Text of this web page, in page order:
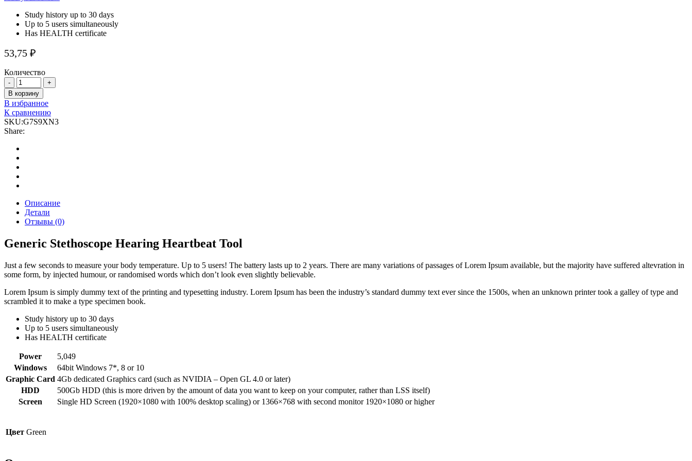
Study history up to 30 days
Up to 5 users simultaneously
Has HEALTH certificate
53,75 ₽
Количество
Фонендоскоп
quantity
В корзину
В избранное
К сравнению
SKU:G7S9XN3
Share:
Описание
Детали
Отзывы (0)
Generic Stethoscope Hearing Heartbeat Tool
Just a few seconds to measure your body temperature. Up to 5 users! The battery lasts up to 2 years. There are many variations of passages of Lorem Ipsum available, but the majority have suffered altevration in
some form, by injected humour, or randomised words which don’t look even slightly believable.
Lorem Ipsum is simply dummy text of the printing and typesetting industry. Lorem Ipsum has been the industry’s standard dummy text ever since the 1500s, when an unknown printer took a galley of type and
scrambled it to make a type specimen book.
Study history up to 30 days
Up to 5 users simultaneously
Has HEALTH certificate
Power
5,049
Windows
64bit Windows 7*, 8 or 10
Graphic Card 4Gb dedicated Graphics card (such as NVIDIA – Open GL 4.0 or later)
HDD
500Gb HDD (this is more driven by the amount of data you want to keep on your computer, rather than LSS itself)
Screen
Single HD Screen (1920×1080 with 100% desktop scaling) or 1366×768 with second monitor 1920×1080 or higher
Цвет Green